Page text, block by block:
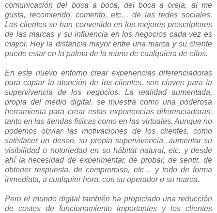
comunicación del boca a boca, del boca a oreja, al me
gusta, recomiendo, comento, etc… de las redes sociales.
Los clientes se han convertido en los mejores prescriptores
de las marcas y su influencia en los negocios cada vez es
mayor. Hoy la distancia mayor entre una marca y su cliente
puede estar en la palma de la mano de cualquiera de ellos.
En este nuevo entorno crear experiencias diferenciadoras
para captar la atención de los clientes, son claves para la
supervivencia de los negocios. La realidad aumentada,
propia del medio digital, se muestra como una poderosa
herramienta para crear estas experiencias diferenciadoras,
tanto en las tiendas físicas como en las virtuales. Aunque no
podemos obviar las motivaciones de los clientes, como
satisfacer un deseo, su propia supervivencia, aumentar su
visibilidad o notoriedad en su hábitat natural, etc. y desde
ahí la necesidad de experimentar, de probar, de sentir, de
obtener respuesta, de compromiso, etc… y todo de forma
inmediata, a cualquier hora, con su operador o su marca.
Pero el mundo digital también ha propiciado una reducción
de costes de funcionamiento importantes y los clientes